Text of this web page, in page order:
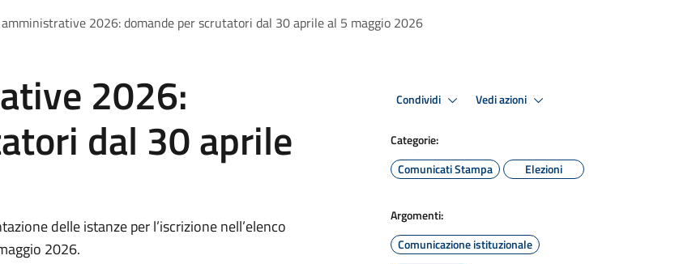
2026: domande per scrutatori dal 30 aprile al 5 maggio 2026
2026:
dal 30 aprile
delle istanze per l’iscrizione nell’elenco
2026.
Condividi Vedi azioni
Categorie:
Comunicati Stampa
Elezioni
Argomenti:
Comunicazione istituzionale